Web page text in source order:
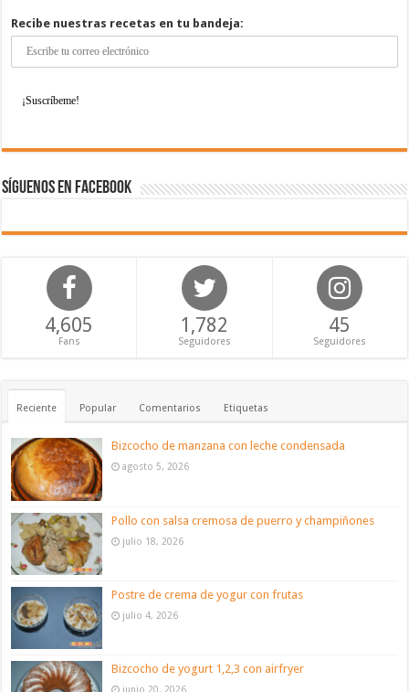
Recibe nuestras recetas en tu bandeja:
Síguenos en Facebook
4,605
Fans
1,782
Seguidores
45
Seguidores
Reciente Popular Comentarios Etiquetas
Bizcocho de manzana con leche condensada
agosto 5, 2026
Pollo con salsa cremosa de puerro y champiñones
julio 18, 2026
Postre de crema de yogur con frutas
julio 4, 2026
Bizcocho de yogurt 1,2,3 con airfryer
junio 20, 2026